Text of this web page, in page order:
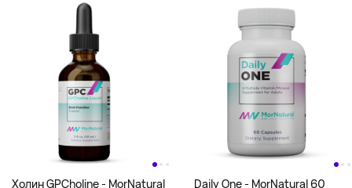
Мультивитамины для
беременных/Prenatal
VitaMNs & Minerals -
MorNatural 90 caps
Поддержка кишечной
микрофлоры/GI MaxGuard -
MorNatural 60 caps
235 руб.